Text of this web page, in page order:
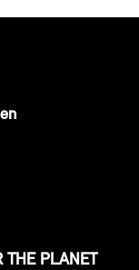
THE PLANET